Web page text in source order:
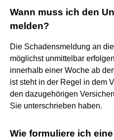
Wann muss ich den
melden?
Die Schadensmeldung an
möglichst unmittelbar
innerhalb einer Woche ab
ist steht in der Regel in dem
den dazugehörigen
Sie unterschrieben haben.
Wie formuliere ich